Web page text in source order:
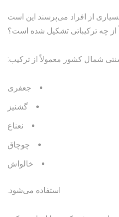
از افراد می‌پرسند این است
چه ترکیباتی تشکیل شده است؟
شمال کشور معمولاً از ترکیب:
جعفری
گشنیز
نعناع
چوچاق
خالواش
استفاده می‌شود.